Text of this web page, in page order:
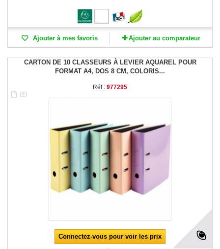
Ajouter à mes favoris Ajouter au comparateur
CARTON DE 10 CLASSEURS À LEVIER AQUAREL POUR
FORMAT A4, DOS 8 CM, COLORIS...
Réf : 977295
Connectez-vous pour voir les prix